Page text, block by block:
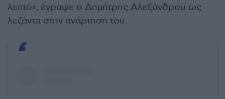
λεπτό», έγραψε ο Δημήτρης Αλεξάνδρου ως
λεζάντα στην ανάρτηση του.